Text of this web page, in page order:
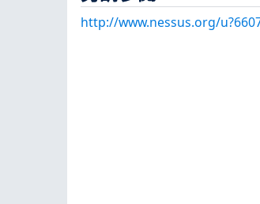
http://www.nessus.org/